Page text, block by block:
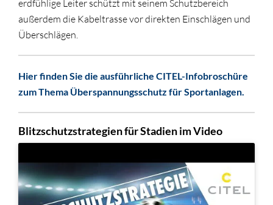
erdfühlige Leiter schützt mit seinem Schutzbereich
außerdem die Kabeltrasse vor direkten Einschlägen und
Überschlägen.
Hier finden Sie die ausführliche CITEL-Infobroschüre
zum Thema Überspannungsschutz für Sportanlagen.
Blitzschutzstrategien für Stadien im Video